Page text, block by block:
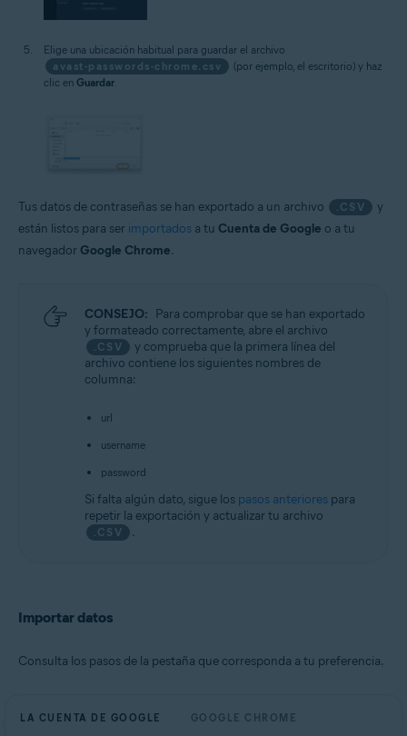
Elige una ubicación habitual para guardar el archivo
avast-passwords-chrome.csv
(por ejemplo, el escritorio) y haz
clic en Guardar.
Tus datos de contraseñas se han exportado a un archivo .CSV
y
están listos para ser importados a tu Cuenta de Google o a tu
navegador Google Chrome.
CONSEJO: Para comprobar que se han exportado
y formateado correctamente, abre el archivo
.CSV
y comprueba que la primera línea del
archivo contiene los siguientes nombres de
columna:
url
username
password
Si falta algún dato, sigue los pasos anteriores para
repetir la exportación y actualizar tu archivo
.CSV .
Importar datos
Consulta los pasos de la pestaña que corresponda a tu preferencia.
LA CUENTA DE GOOGLE GOOGLE CHROME